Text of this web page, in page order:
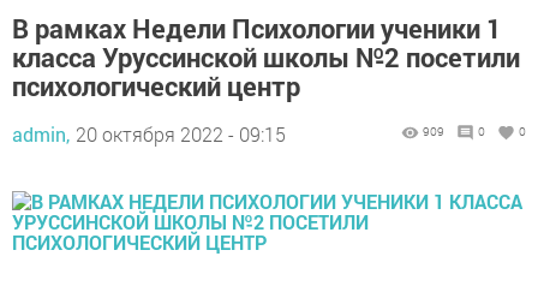
В рамках Недели Психологии ученики 1
класса Уруссинской школы №2 посетили
психологический центр
admin, 20 октября 2022 - 09:15 909 0 0